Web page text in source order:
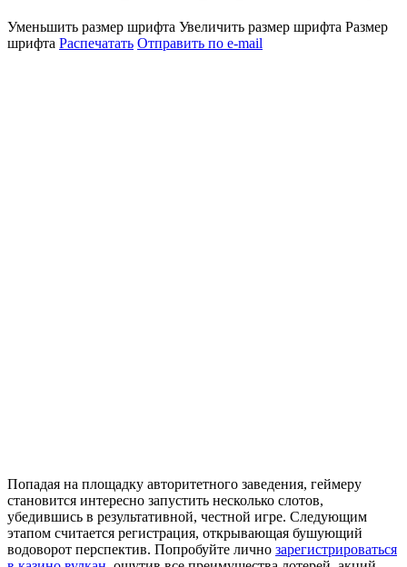
Уменьшить размер шрифта Увеличить размер шрифта Размер
шрифта Распечатать Отправить по e-mail
Попадая на площадку авторитетного заведения, геймеру
становится интересно запустить несколько слотов,
убедившись в результативной, честной игре. Следующим
этапом считается регистрация, открывающая бушующий
водоворот перспектив. Попробуйте лично зарегистрироваться